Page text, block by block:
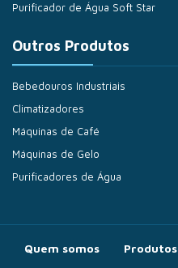
Purificador de Água Soft Star
Outros Produtos
Bebedouros Industriais
Climatizadores
Máquinas de Café
Máquinas de Gelo
Purificadores de Água
Quem somos Produtos